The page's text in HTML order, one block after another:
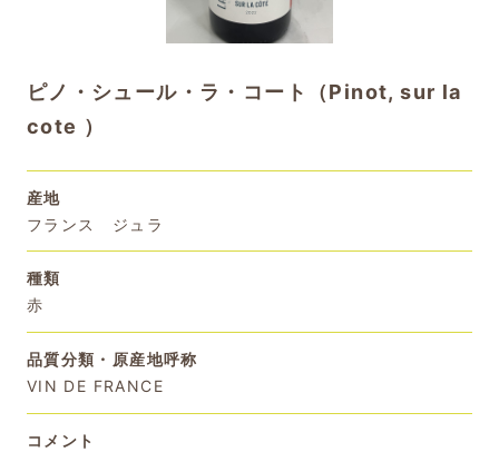
ピノ・シュール・ラ・コート（Pinot, sur la
cote ）
産地
フランス ジュラ
種類
赤
品質分類・原産地呼称
VIN DE FRANCE
コメント